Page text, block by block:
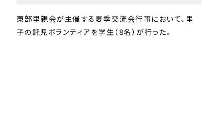
東部里親会が主催する夏季交流会行事において、里
子の託児ボランティアを学生（8名）が行った。